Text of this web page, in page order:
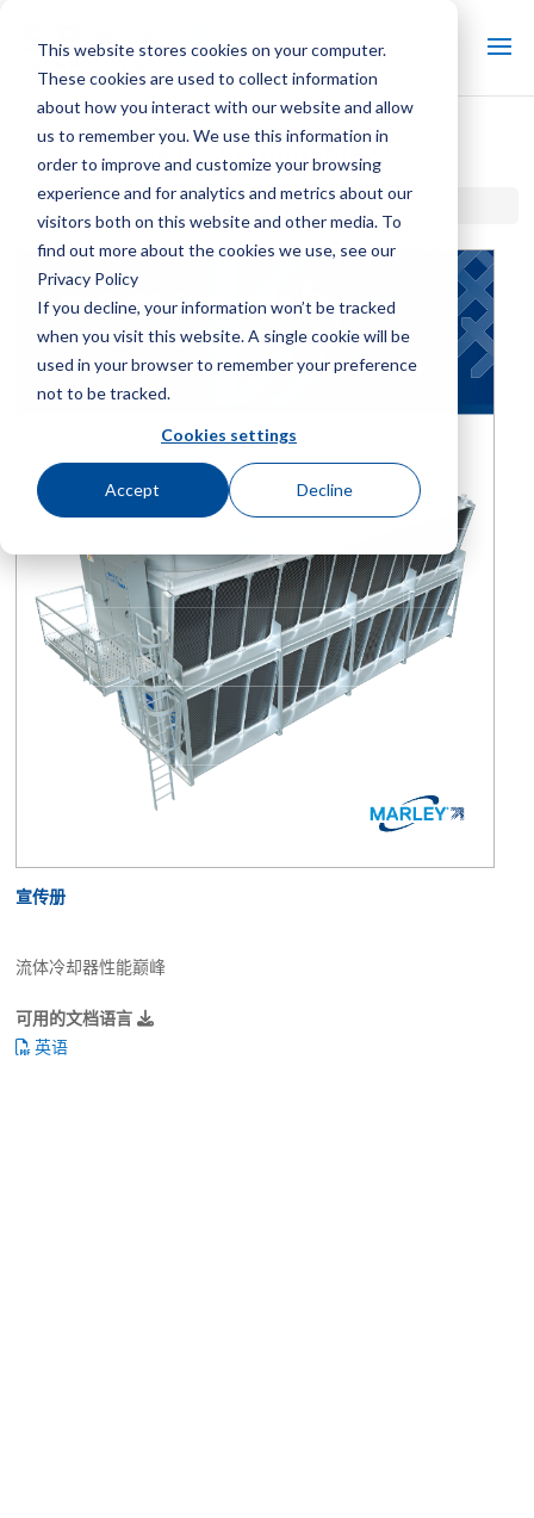
This website stores cookies on your computer.
These cookies are used to collect information
about how you interact with our website and allow
us to remember you. We use this information in
order to improve and customize your browsing
experience and for analytics and metrics about our
visitors both on this website and other media. To
find out more about the cookies we use, see our
Privacy Policy
If you decline, your information won’t be tracked
when you visit this website. A single cookie will be
used in your browser to remember your preference
not to be tracked.
Cookies settings
Accept Decline
马利®OlympusMAX™
首页 / 图书馆 /马利 ®OlympusMAX™
宣传册
流体冷却器性能巅峰
可用的文档语言
英语